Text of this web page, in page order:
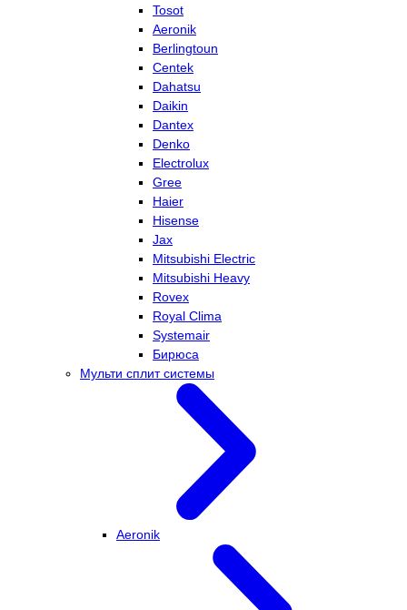
Tosot
Aeronik
Berlingtoun
Centek
Dahatsu
Daikin
Dantex
Denko
Electrolux
Gree
Haier
Hisense
Jax
Mitsubishi Electric
Mitsubishi Heavy
Rovex
Royal Clima
Systemair
Бирюса
Мульти сплит системы
Aeronik